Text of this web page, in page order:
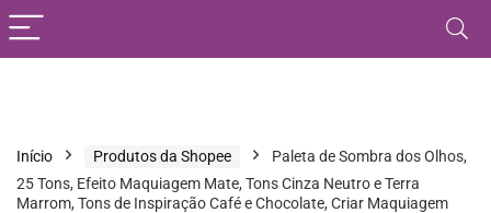
Início Produtos da Shopee
Paleta de Sombra dos Olhos,
25 Tons, Efeito Maquiagem Mate, Tons Cinza Neutro e Terra
Marrom, Tons de Inspiração Café e Chocolate, Criar Maquiagem